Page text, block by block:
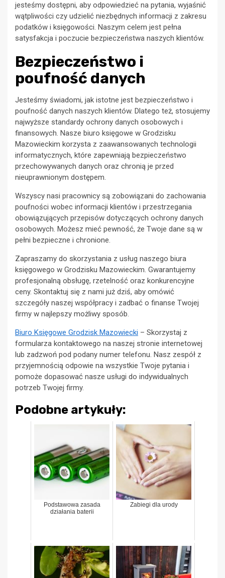
jesteśmy dostępni, aby odpowiedzieć na pytania, wyjaśnić
wątpliwości czy udzielić niezbędnych informacji z zakresu
podatków i księgowości. Naszym celem jest pełna
satysfakcja i poczucie bezpieczeństwa naszych klientów.
Bezpieczeństwo i
poufność danych
Jesteśmy świadomi, jak istotne jest bezpieczeństwo i
poufność danych naszych klientów. Dlatego też, stosujemy
najwyższe standardy ochrony danych osobowych i
finansowych. Nasze biuro księgowe w Grodzisku
Mazowieckim korzysta z zaawansowanych technologii
informatycznych, które zapewniają bezpieczeństwo
przechowywanych danych oraz chronią je przed
nieuprawnionym dostępem.
Wszyscy nasi pracownicy są zobowiązani do zachowania
poufności wobec informacji klientów i przestrzegania
obowiązujących przepisów dotyczących ochrony danych
osobowych. Możesz mieć pewność, że Twoje dane są w
pełni bezpieczne i chronione.
Zapraszamy do skorzystania z usług naszego biura
księgowego w Grodzisku Mazowieckim. Gwarantujemy
profesjonalną obsługę, rzetelność oraz konkurencyjne
ceny. Skontaktuj się z nami już dziś, aby omówić
szczegóły naszej współpracy i zadbać o finanse Twojej
firmy w najlepszy możliwy sposób.
Biuro Księgowe Grodzisk Mazowiecki – Skorzystaj z
formularza kontaktowego na naszej stronie internetowej
lub zadzwoń pod podany numer telefonu. Nasz zespół z
przyjemnością odpowie na wszystkie Twoje pytania i
pomoże dopasować nasze usługi do indywidualnych
potrzeb Twojej firmy.
Podobne artykuły:
Podstawowa zasada
działania baterii
Zabiegi dla urody